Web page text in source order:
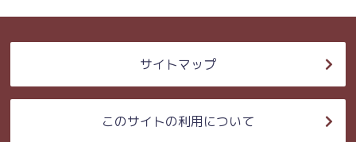
サイトマップ
このサイトの利用について